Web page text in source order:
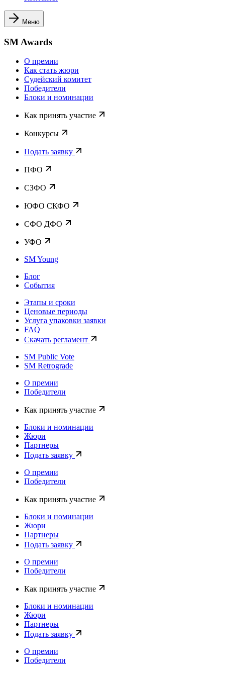
Меню
SM Awards
О премии
Как стать жюри
Судейский комитет
Победители
Блоки и номинации
Как принять участие
Конкурсы
Подать заявку
ПФО
СЗФО
ЮФО СКФО
CФО ДФО
УФО
SM Young
Блог
События
Этапы и сроки
Ценовые периоды
Услуга упаковки заявки
FAQ
Скачать регламент
SM Public Vote
SM Retrograde
О премии
Победители
Как принять участие
Блоки и номинации
Жюри
Партнеры
Подать заявку
О премии
Победители
Как принять участие
Блоки и номинации
Жюри
Партнеры
Подать заявку
О премии
Победители
Как принять участие
Блоки и номинации
Жюри
Партнеры
Подать заявку
О премии
Победители